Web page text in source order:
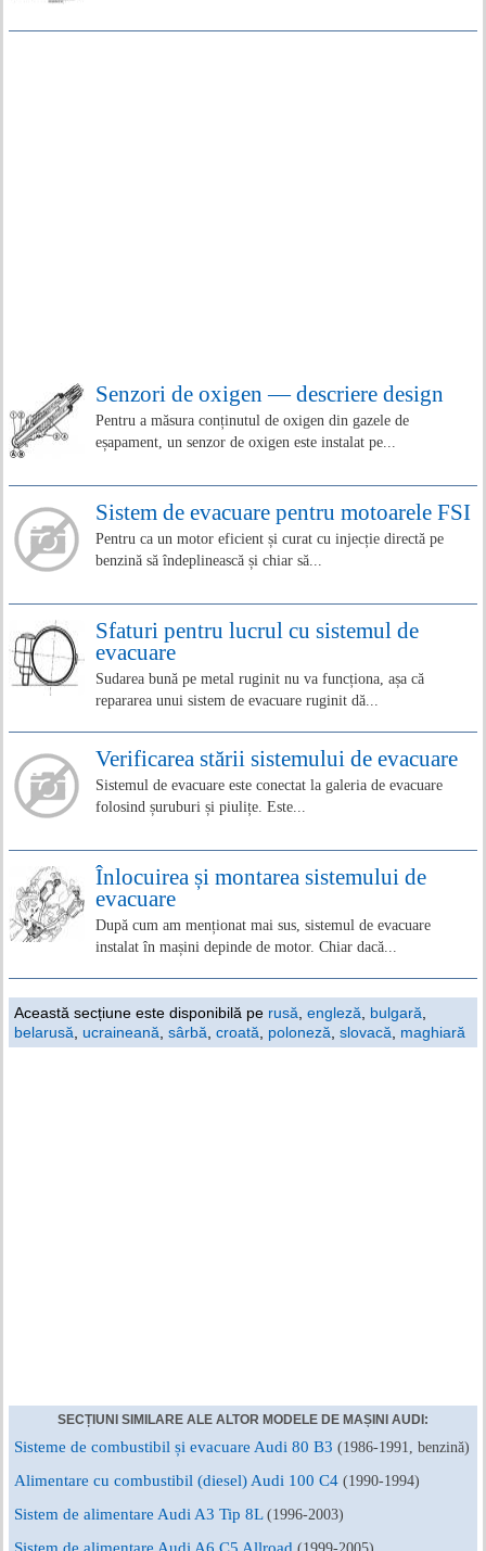
Senzori de oxigen — descriere design
Pentru a măsura conținutul de oxigen din gazele de
eșapament, un senzor de oxigen este instalat pe...
Sistem de evacuare pentru motoarele FSI
Pentru ca un motor eficient și curat cu injecție directă pe
benzină să îndeplinească și chiar să...
Sfaturi pentru lucrul cu sistemul de
evacuare
Sudarea bună pe metal ruginit nu va funcționa, așa că
repararea unui sistem de evacuare ruginit dă...
Verificarea stării sistemului de evacuare
Sistemul de evacuare este conectat la galeria de evacuare
folosind șuruburi și piulițe. Este...
Înlocuirea și montarea sistemului de
evacuare
După cum am menționat mai sus, sistemul de evacuare
instalat în mașini depinde de motor. Chiar dacă...
Această secțiune este disponibilă pe rusă engleză bulgară
belarusă
ucraineană sârbă croată poloneză slovacă maghiară
SECȚIUNI SIMILARE ALE ALTOR MODELE DE MAȘINI AUDI:
Sisteme de combustibil și evacuare Audi 80 B3 (1986-1991, benzină)
Alimentare cu combustibil (diesel) Audi 100 C4 (1990-1994)
Sistem de alimentare Audi A3 Tip 8L (1996-2003)